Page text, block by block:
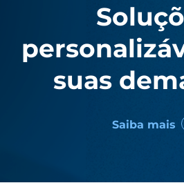
suas
Saiba mais